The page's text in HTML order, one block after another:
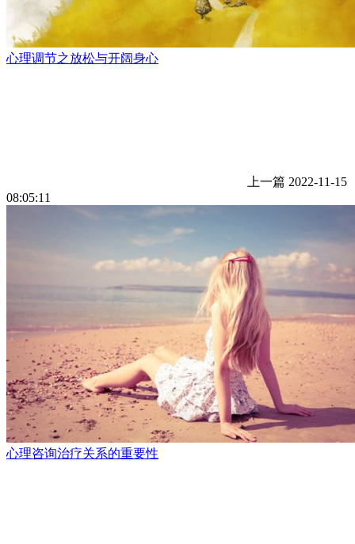
心理调节之放松与开阔身心
上一篇 2022-11-15
08:05:11
心理咨询治疗关系的重要性